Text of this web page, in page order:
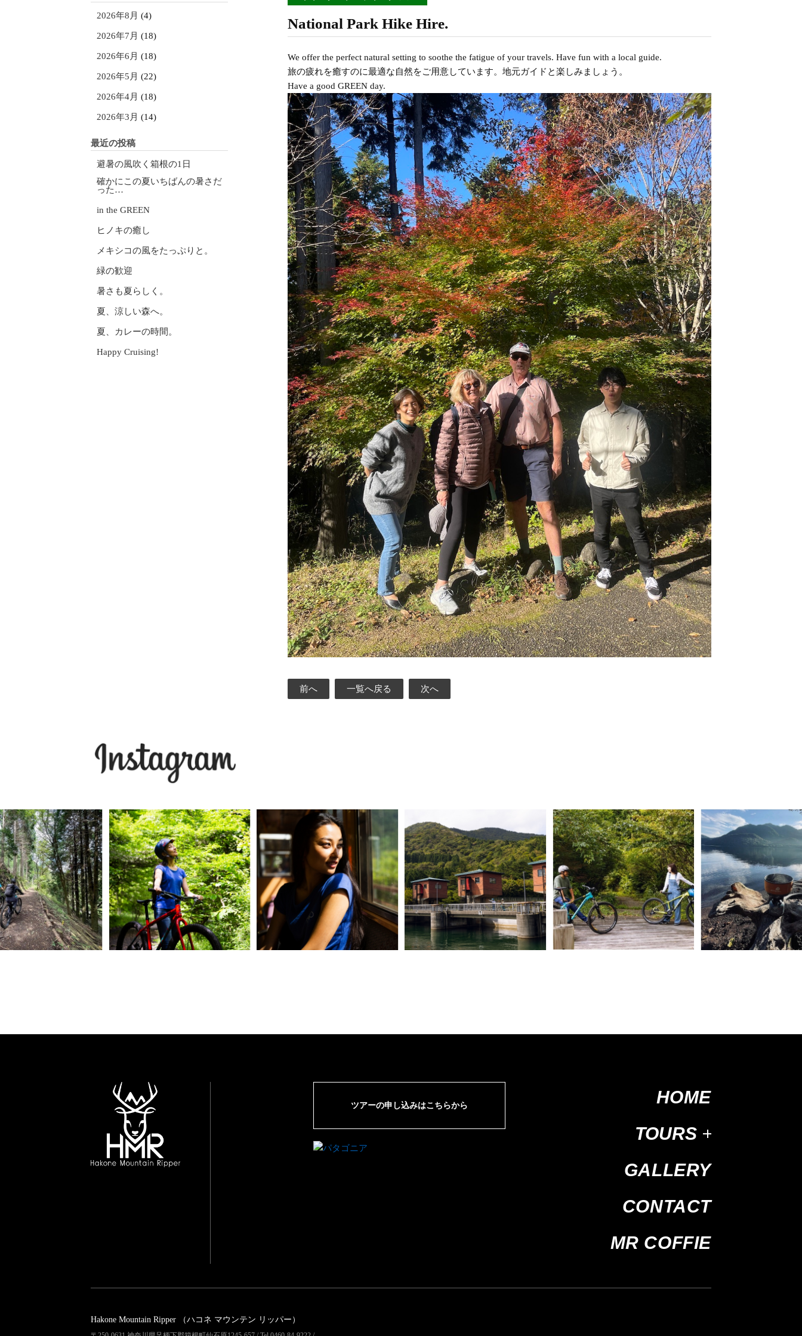
2026年8月 (4)
2026年7月 (18)
2026年6月 (18)
2026年5月 (22)
2026年4月 (18)
2026年3月 (14)
最近の投稿
避暑の風吹く箱根の1日
確かにこの夏いちばんの暑さだ
った…
in the GREEN
ヒノキの癒し
メキシコの風をたっぷりと。
緑の歓迎
暑さも夏らしく。
夏、涼しい森へ。
夏、カレーの時間。
Happy Cruising!
National Park Hike Hire.
We offer the perfect natural setting to soothe the fatigue of your travels. Have fun with a local guide.
旅の疲れを癒すのに最適な自然をご用意しています。地元ガイドと楽しみましょう。
Have a good GREEN day.
前へ 一覧へ戻る 次へ
ツアーの申し込みはこちらから
HOME
TOURS
GALLERY
CONTACT
MR COFFIE
Hakone Mountain Ripper （ハコネ マウンテン リッパー）